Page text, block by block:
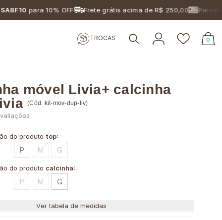
para 10% OFF Frete grátis acima de R$ 250,00 Parcelamento
TROCAS 0
móvel Livia+ calcinha
(Cód. kit-mov-dup-liv)
do produto top:
P M G
do produto calcinha:
P M G
Ver tabela de medidas